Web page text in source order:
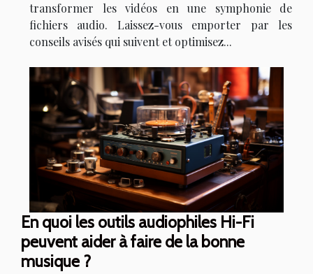
transformer les vidéos en une symphonie de
fichiers audio. Laissez-vous emporter par les
conseils avisés qui suivent et optimisez...
En quoi les outils audiophiles Hi-Fi
peuvent aider à faire de la bonne
musique ?